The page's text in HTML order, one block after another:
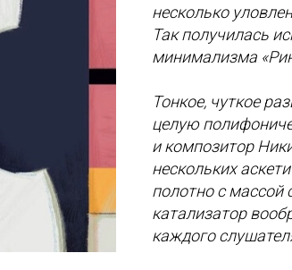
несколько
Так получилась
минимализма
Тонкое, чуткое
целую
и композитор
нескольких
полотно с массой
катализатор
каждого